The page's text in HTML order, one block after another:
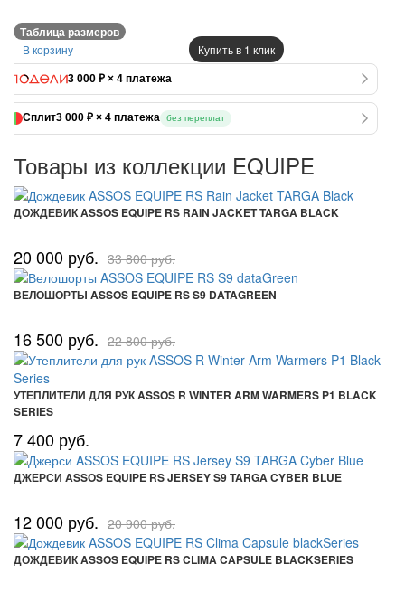
Таблица размеров
В корзину Купить в 1 клик
3 000 ₽ × 4 платежа
Сплит3 000 ₽ × 4 платежа без переплат
Товары из коллекции EQUIPE
ДОЖДЕВИК ASSOS EQUIPE RS RAIN JACKET TARGA BLACK
20 000 руб. 33 800 руб.
ВЕЛОШОРТЫ ASSOS EQUIPE RS S9 DATAGREEN
16 500 руб. 22 800 руб.
УТЕПЛИТЕЛИ ДЛЯ РУК ASSOS R WINTER ARM WARMERS P1 BLACK
SERIES
7 400 руб.
ДЖЕРСИ ASSOS EQUIPE RS JERSEY S9 TARGA CYBER BLUE
12 000 руб. 20 900 руб.
ДОЖДЕВИК ASSOS EQUIPE RS CLIMA CAPSULE BLACKSERIES